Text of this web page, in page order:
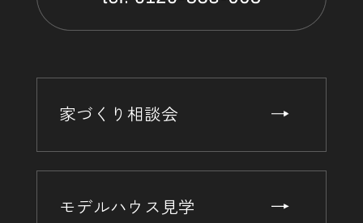
家づくり相談会
モデルハウス見学